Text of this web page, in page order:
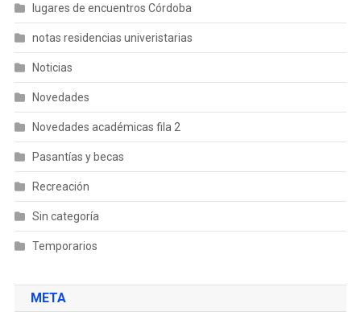
lugares de encuentros Córdoba
notas residencias univeristarias
Noticias
Novedades
Novedades académicas fila 2
Pasantías y becas
Recreación
Sin categoría
Temporarios
META